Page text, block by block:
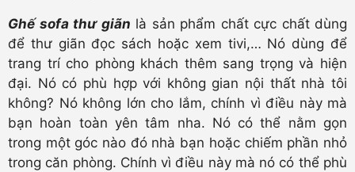
Ghế sofa thư giãn là sản phẩm chất cực chất dùng
để thư giãn đọc sách hoặc xem tivi,… Nó dùng để
trang trí cho phòng khách thêm sang trọng và hiện
đại. Nó có phù hợp với không gian nội thất nhà tôi
không? Nó không lớn cho lắm, chính vì điều này mà
bạn hoàn toàn yên tâm nha. Nó có thể nằm gọn
trong một góc nào đó nhà bạn hoặc chiếm phần nhỏ
trong căn phòng. Chính vì điều này mà nó có thể phù